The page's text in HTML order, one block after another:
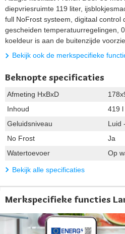
diepvriesruimte 119 liter,
full NoFrost systeem, digitaal control
gescheiden temperatuurregelingen,
koeldeur is aan de buitenzijde
Bekijk ook de merkspecifieke
Beknopte specificaties
Afmeting HxBxD
Inhoud
419 l
Geluidsniveau
Luid
No Frost
Ja
Watertoevoer
Op
Bekijk alle specificaties
Merkspecifieke functies